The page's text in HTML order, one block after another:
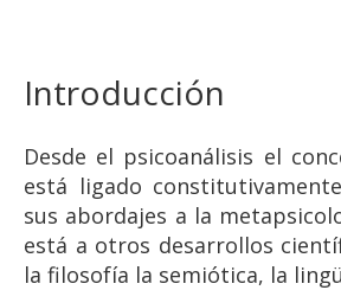
Introducción
Desde el psicoanálisis el
está ligado
sus abordajes a la
está a otros desarrollos
la filosofía la semiótica, la